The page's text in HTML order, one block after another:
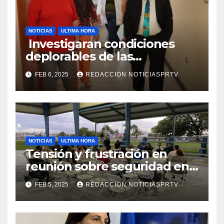
NOTICIAS ULTIMA HORA
Investigaran condiciones
deplorables de las
facilidades el Departamento
de la Salud en Mayagüez
FEB 6, 2025 REDACCION NOTICIASPRTV
NOTICIAS ULTIMA HORA
Tensión y frustración en
reunión sobre seguridad en
Reparto Metropolitano
FEB 5, 2025 REDACCION NOTICIASPRTV